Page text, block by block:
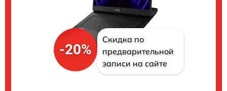
-20%
Скидка по
предварительной
записи на сайте